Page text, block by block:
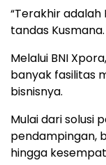
“Terakhir adalah
tandas Kusmana.
Melalui BNI
banyak fasilitas
bisnisnya.
Mulai dari solusi
pendampingan,
hingga